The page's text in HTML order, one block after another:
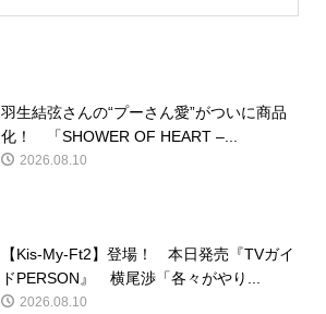
羽生結弦さんの“プーさん愛”がついに商品
化！ 「SHOWER OF HEART –...
2026.08.10
【Kis-My-Ft2】登場！ 本日発売『TVガイ
ドPERSON』 横尾渉「各々がやり...
2026.08.10